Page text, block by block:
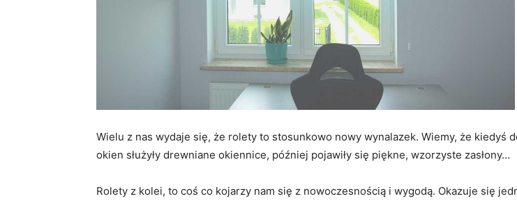
Wielu z nas wydaje się, że rolety to stosunkowo nowy wynalazek. Wiemy, że kiedyś
okien służyły drewniane okiennice, później pojawiły się piękne, wzorzyste zasłony…
Rolety z kolei, to coś co kojarzy nam się z nowoczesnością i wygodą. Okazuje się